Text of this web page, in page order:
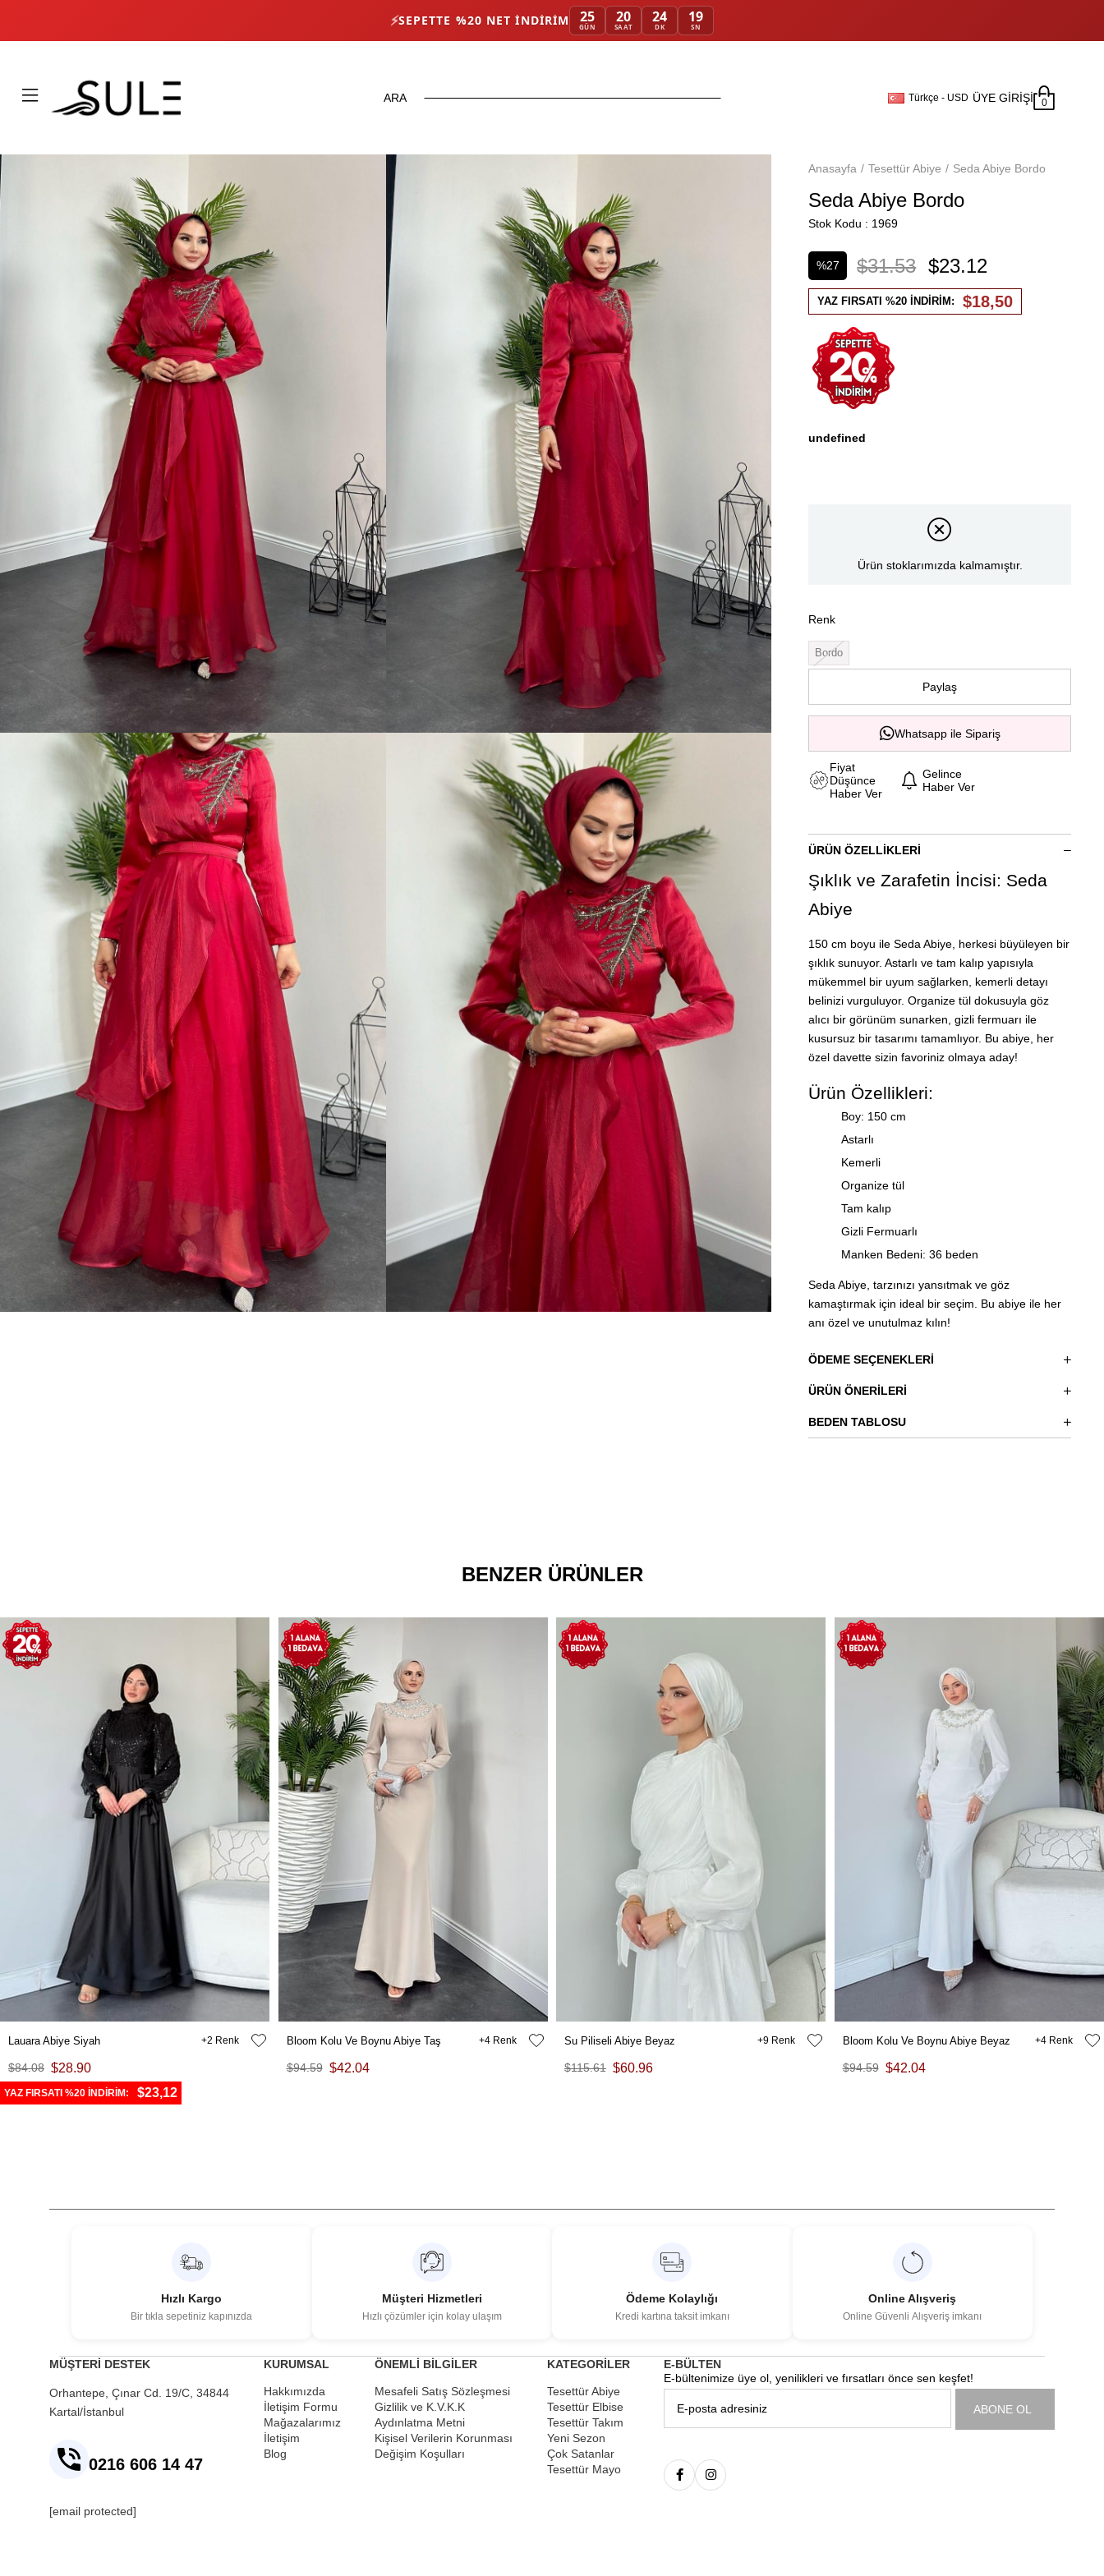
⚡SEPETTE %20 NET İNDIRIM 25
GÜN
20
SAAT
24
DK
17
SN
Türkçe - USD ÜYE GIRIŞI 0
Anasayfa Tesettür Abiye Seda Abiye Bordo
Seda Abiye Bordo
Stok Kodu 1969
%27
İndirim
$31.53 $23.12
YAZ FIRSATI %20 İNDİRİM: $18,50
undefined
Ürün stoklarımızda kalmamıştır.
Renk
Bordo
Paylaş
Whatsapp ile Sipariş
Fiyat
Düşünce
Haber Ver
Gelince
Haber Ver
ÜRÜN ÖZELLIKLERI
Şıklık ve Zarafetin İncisi: Seda
Abiye
150 cm boyu ile Seda Abiye, herkesi büyüleyen bir
şıklık sunuyor. Astarlı ve tam kalıp yapısıyla
mükemmel bir uyum sağlarken, kemerli detayı
belinizi vurguluyor. Organize tül dokusuyla göz
alıcı bir görünüm sunarken, gizli fermuarı ile
kusursuz bir tasarımı tamamlıyor. Bu abiye, her
özel davette sizin favoriniz olmaya aday!
Ürün Özellikleri:
Boy: 150 cm
Astarlı
Kemerli
Organize tül
Tam kalıp
Gizli Fermuarlı
Manken Bedeni: 36 beden
Seda Abiye, tarzınızı yansıtmak ve göz
kamaştırmak için ideal bir seçim. Bu abiye ile her
anı özel ve unutulmaz kılın!
ÖDEME SEÇENEKLERI
ÜRÜN ÖNERILERI
BEDEN TABLOSU
BENZER ÜRÜNLER
Lauara Abiye Siyah
$28.90
$84.08
YAZ FIRSATI %20 İNDİRİM: $23,12
2 Bloom Kolu Ve Boynu Abiye Taş
$42.04
$94.59
4 Su Piliseli Abiye Beyaz
$60.96
$115.61
9 Bloom Kolu Ve Boynu Abiye Beyaz
$42.04
$94.59
4
Hızlı Kargo
Bir tıkla sepetiniz kapınızda
Müşteri Hizmetleri
Hızlı çözümler için kolay ulaşım
Ödeme Kolaylığı
Kredi kartına taksit imkanı
Online Alışveriş
Online Güvenli Alışveriş imkanı
MÜŞTERİ DESTEK
Orhantepe, Çınar Cd. 19/C, 34844
Kartal/İstanbul
0216 606 14 47
[email protected]
KURUMSAL
Hakkımızda
İletişim Formu
Mağazalarımız
İletişim
Blog
ÖNEMLİ BİLGİLER
Mesafeli Satış Sözleşmesi
Gizlilik ve K.V.K.K
Aydınlatma Metni
Kişisel Verilerin Korunması
Değişim Koşulları
KATEGORİLER
Tesettür Abiye
Tesettür Elbise
Tesettür Takım
Yeni Sezon
Çok Satanlar
Tesettür Mayo
E-BÜLTEN
E-bültenimize üye ol, yenilikleri ve fırsatları önce sen keşfet!
ABONE OL